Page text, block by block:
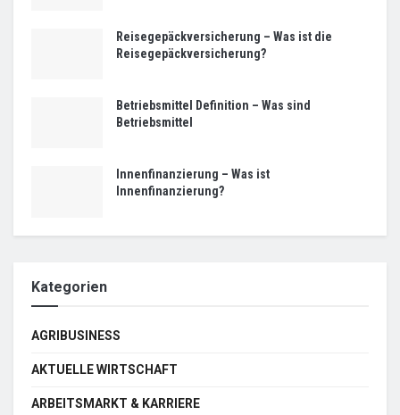
Reisegepäckversicherung – Was ist die
Reisegepäckversicherung?
Betriebsmittel Definition – Was sind
Betriebsmittel
Innenfinanzierung – Was ist
Innenfinanzierung?
Kategorien
AGRIBUSINESS
AKTUELLE WIRTSCHAFT
ARBEITSMARKT & KARRIERE